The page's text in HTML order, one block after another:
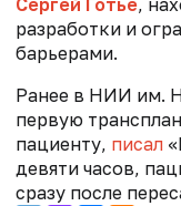
Сергей Готье,
разработки и
барьерами.
Ранее в НИИ им.
первую
пациенту, писал
девяти часов,
сразу после